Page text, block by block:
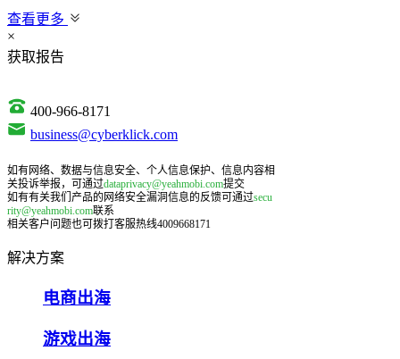
查看更多
×
获取报告
400-966-8171
business@cyberklick.com
如有网络、数据与信息安全、个人信息保护、信息内容相
关投诉举报，可通过dataprivacy@yeahmobi.com提交
如有有关我们产品的网络安全漏洞信息的反馈可通过secu
rity@yeahmobi.com联系
相关客户问题也可拨打客服热线4009668171
解决方案
电商出海
游戏出海